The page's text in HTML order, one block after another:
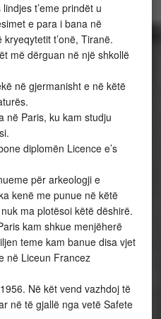
t’eme prindët u
e para i bana në
t’onë, Tiranë.
më dërguan në një shkollë
në gjermanisht e në këtë
në Paris, ku kam studju
diplomën Licence e’s
për arkeologji e
kenë me punue në këtë
ma plotësoi këtë dëshirë.
kam shkue menjëherë
teme kam banue disa vjet
në Liceun Francez
Në kët vend vazhdoj të
në të gjallë nga vetë Safete